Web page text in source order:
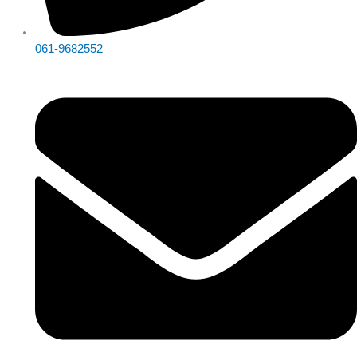
061-9682552